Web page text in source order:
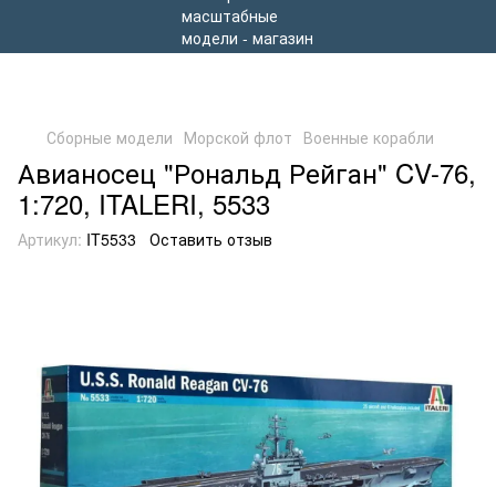
Сборные модели Морской флот Военные корабли
Авианосец "Рональд Рейган" CV-76,
1:720, ITALERI, 5533
Артикул: IT5533 Оставить отзыв